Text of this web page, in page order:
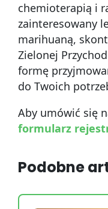
chemioterapią i
zainteresowany
marihuaną,
Zielonej
formę
do Twoich
Aby umówić się
formularz
Podobne